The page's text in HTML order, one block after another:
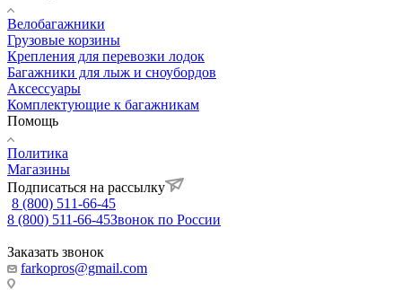
Велобагажники
Грузовые корзины
Крепления для перевозки лодок
Багажники для лыж и сноубордов
Аксессуары
Комплектующие к багажникам
Помощь
Политика
Магазины
Подписаться на рассылку
8 (800) 511-66-45
8 (800) 511-66-45Звонок по России
Заказать звонок
farkopros@gmail.com